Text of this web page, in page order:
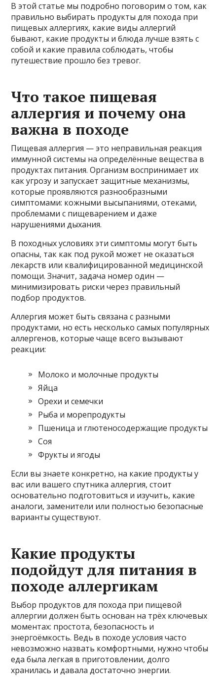
В этой статье мы подробно поговорим о том, как
правильно выбирать продукты для похода при
пищевых аллергиях, какие виды аллергий
бывают, какие продукты и блюда лучше взять с
собой и какие правила соблюдать, чтобы
путешествие прошло без тревог.
Что такое пищевая
аллергия и почему она
важна в походе
Пищевая аллергия — это неправильная реакция
иммунной системы на определённые вещества в
продуктах питания. Организм воспринимает их
как угрозу и запускает защитные механизмы,
которые проявляются разнообразными
симптомами: кожными высыпаниями, отеками,
проблемами с пищеварением и даже
нарушениями дыхания.
В походных условиях эти симптомы могут быть
опасны, так как под рукой может не оказаться
лекарств или квалифицированной медицинской
помощи. Значит, задача номер один —
минимизировать риски через правильный
подбор продуктов.
Аллергия может быть связана с разными
продуктами, но есть несколько самых популярных
аллергенов, которые чаще всего вызывают
реакции:
Молоко и молочные продукты
Яйца
Орехи и семечки
Рыба и морепродукты
Пшеница и глютеносодержащие продукты
Соя
Фрукты и ягоды
Если вы знаете конкретно, на какие продукты у
вас или вашего спутника аллергия, стоит
основательно подготовиться и изучить, какие
аналоги, заменители или полностью безопасные
варианты существуют.
Какие продукты
подойдут для питания в
походе аллергикам
Выбор продуктов для похода при пищевой
аллергии должен быть основан на трёх ключевых
моментах: простота, безопасность и
энергоёмкость. Ведь в походе условия часто
невозможно назвать комфортными, нужно чтобы
еда была легкая в приготовлении, долго
хранилась и давала достаточно энергии.